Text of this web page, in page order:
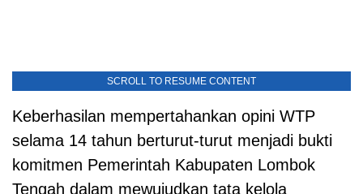
SCROLL TO RESUME CONTENT
Keberhasilan mempertahankan opini WTP
selama 14 tahun berturut-turut menjadi bukti
komitmen Pemerintah Kabupaten Lombok
Tengah dalam mewujudkan tata kelola